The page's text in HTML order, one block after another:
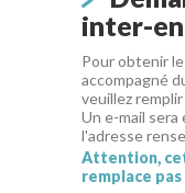
COACHING
EN PRATIQUE
NOUS CONNAÎTRE
CONSEILS MICRO-
inter-
Pour obtenir
accompagné
veuillez
Un e-mail
l'adresse
Attention,
remplace